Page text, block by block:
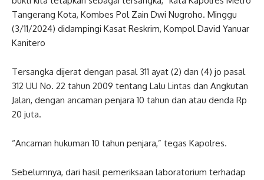
Tangerang Kota, Kombes Pol Zain Dwi Nugroho. Minggu
(3/11/2024) didampingi Kasat Reskrim, Kompol David Yanuar
Kanitero
Tersangka dijerat dengan pasal 311 ayat (2) dan (4) jo pasal
312 UU No. 22 tahun 2009 tentang Lalu Lintas dan Angkutan
Jalan, dengan ancaman penjara 10 tahun dan atau denda Rp
20 juta.
“Ancaman hukuman 10 tahun penjara,” tegas Kapolres.
Sebelumnya, dari hasil pemeriksaan laboratorium terhadap